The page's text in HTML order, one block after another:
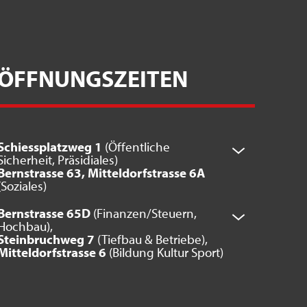
1 (Öffentliche
Präsidiales)
63, Mitteldorfstrasse 6A
65D(Finanzen/Steuern,
7 (Tiefbau & Betriebe),
6 (Bildung Kultur Sport)